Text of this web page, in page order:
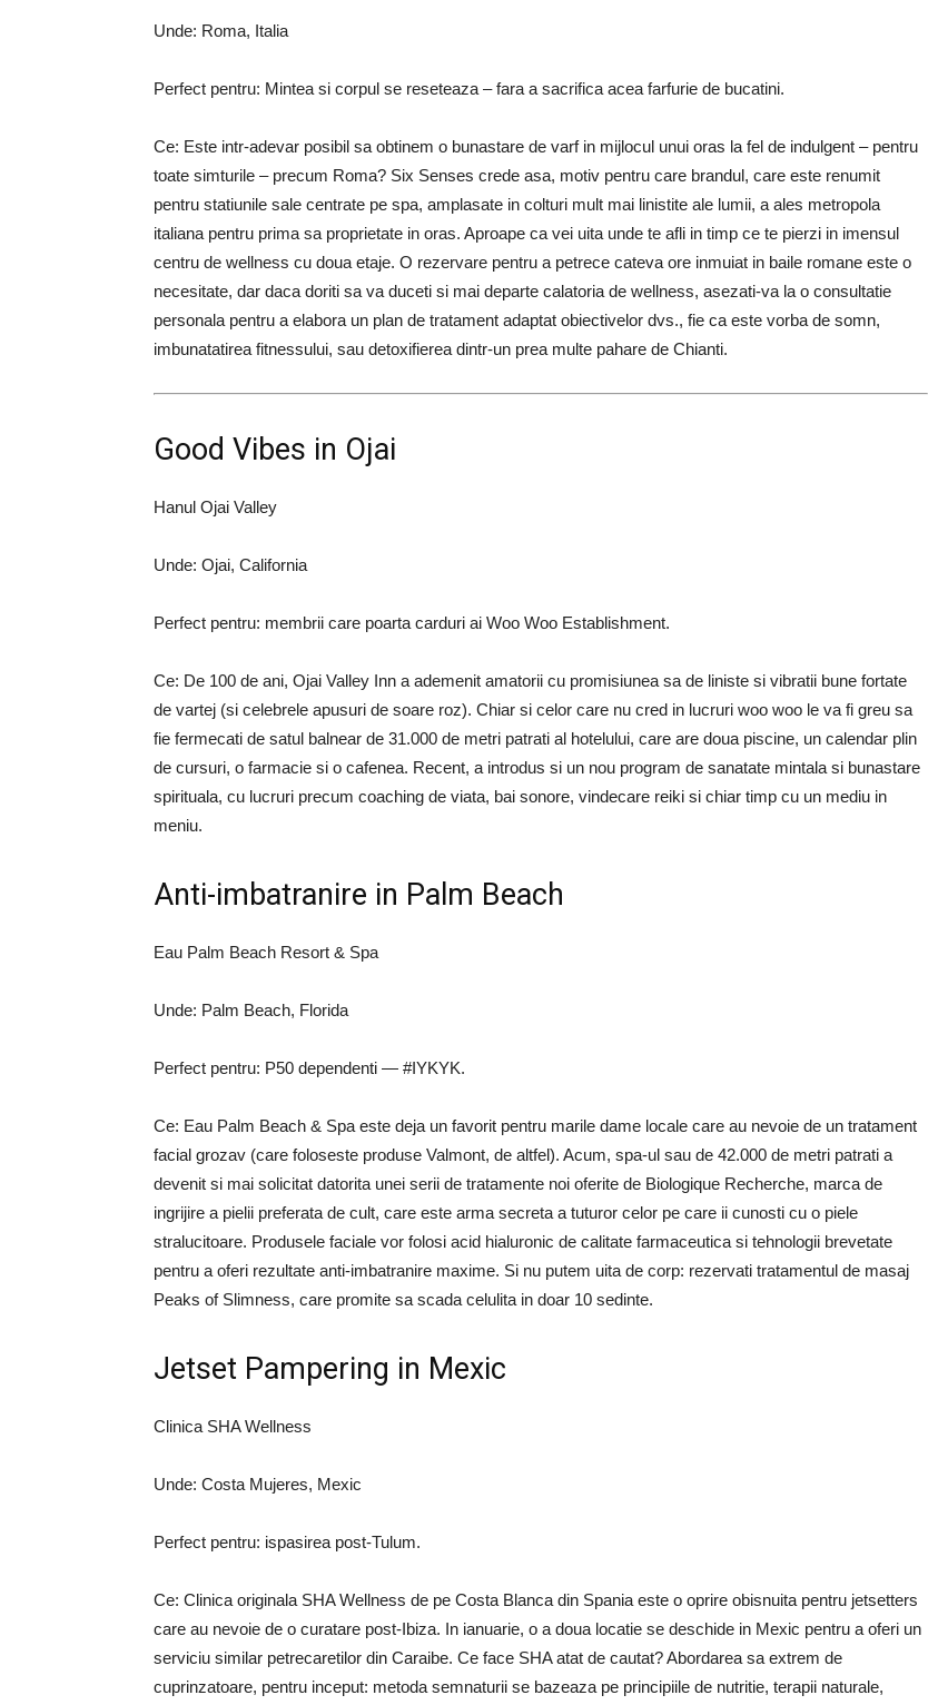
Unde: Roma, Italia
Perfect pentru: Mintea si corpul se reseteaza – fara a sacrifica acea farfurie de bucatini.
Ce: Este intr-adevar posibil sa obtinem o bunastare de varf in mijlocul unui oras la fel de indulgent – ​​pentru
toate simturile – precum Roma? Six Senses crede asa, motiv pentru care brandul, care este renumit
pentru statiunile sale centrate pe spa, amplasate in colturi mult mai linistite ale lumii, a ales metropola
italiana pentru prima sa proprietate in oras. Aproape ca vei uita unde te afli in timp ce te pierzi in imensul
centru de wellness cu doua etaje. O rezervare pentru a petrece cateva ore inmuiat in baile romane este o
necesitate, dar daca doriti sa va duceti si mai departe calatoria de wellness, asezati-va la o consultatie
personala pentru a elabora un plan de tratament adaptat obiectivelor dvs., fie ca este vorba de somn,
imbunatatirea fitnessului, sau detoxifierea dintr-un prea multe pahare de Chianti.
Good Vibes in Ojai
Hanul Ojai Valley
Unde: Ojai, California
Perfect pentru: membrii care poarta carduri ai Woo Woo Establishment.
Ce: De 100 de ani, Ojai Valley Inn a ademenit amatorii cu promisiunea sa de liniste si vibratii bune fortate
de vartej (si celebrele apusuri de soare roz). Chiar si celor care nu cred in lucruri woo woo le va fi greu sa
fie fermecati de satul balnear de 31.000 de metri patrati al hotelului, care are doua piscine, un calendar plin
de cursuri, o farmacie si o cafenea. Recent, a introdus si un nou program de sanatate mintala si bunastare
spirituala, cu lucruri precum coaching de viata, bai sonore, vindecare reiki si chiar timp cu un mediu in
meniu.
Anti-imbatranire in Palm Beach
Eau Palm Beach Resort & Spa
Unde: Palm Beach, Florida
Perfect pentru: P50 dependenti — #IYKYK.
Ce: Eau Palm Beach & Spa este deja un favorit pentru marile dame locale care au nevoie de un tratament
facial grozav (care foloseste produse Valmont, de altfel). Acum, spa-ul sau de 42.000 de metri patrati a
devenit si mai solicitat datorita unei serii de tratamente noi oferite de Biologique Recherche, marca de
ingrijire a pielii preferata de cult, care este arma secreta a tuturor celor pe care ii cunosti cu o piele
stralucitoare. Produsele faciale vor folosi acid hialuronic de calitate farmaceutica si tehnologii brevetate
pentru a oferi rezultate anti-imbatranire maxime. Si nu putem uita de corp: rezervati tratamentul de masaj
Peaks of Slimness, care promite sa scada celulita in doar 10 sedinte.
Jetset Pampering in Mexic
Clinica SHA Wellness
Unde: Costa Mujeres, Mexic
Perfect pentru: ispasirea post-Tulum.
Ce: Clinica originala SHA Wellness de pe Costa Blanca din Spania este o oprire obisnuita pentru jetsetters
care au nevoie de o curatare post-Ibiza. In ianuarie, o a doua locatie se deschide in Mexic pentru a oferi un
serviciu similar petrecaretilor din Caraibe. Ce face SHA atat de cautat? Abordarea sa extrem de
cuprinzatoare, pentru inceput: metoda semnaturii se bazeaza pe principiile de nutritie, terapii naturale,